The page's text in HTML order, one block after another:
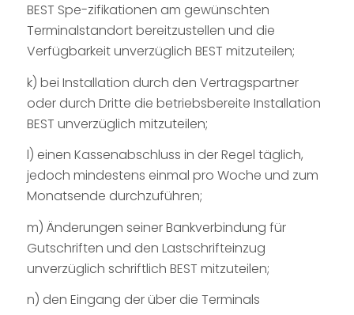
BEST Spe-zifikationen am gewünschten
Terminalstandort bereitzustellen und die
Verfügbarkeit unverzüglich BEST mitzuteilen;
k) bei Installation durch den Vertragspartner
oder durch Dritte die betriebsbereite Installation
BEST unverzüglich mitzuteilen;
l) einen Kassenabschluss in der Regel täglich,
jedoch mindestens einmal pro Woche und zum
Monatsende durchzuführen;
m) Änderungen seiner Bankverbindung für
Gutschriften und den Lastschrifteinzug
unverzüglich schriftlich BEST mitzuteilen;
n) den Eingang der über die Terminals